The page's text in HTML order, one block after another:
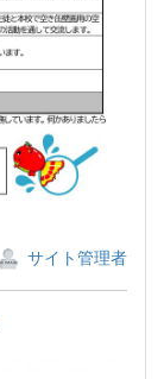
サイト管理者